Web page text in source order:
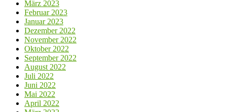
März 2023
Februar 2023
Januar 2023
Dezember 2022
November 2022
Oktober 2022
September 2022
August 2022
Juli 2022
Juni 2022
Mai 2022
April 2022